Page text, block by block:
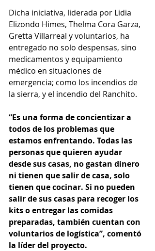
Dicha iniciativa, liderada por Lidia
Elizondo Himes, Thelma Cora Garza,
Gretta Villarreal y voluntarios, ha
entregado no solo despensas, sino
medicamentos y equipamiento
médico en situaciones de
emergencia; como los incendios de
la sierra, y el incendio del Ranchito.
“Es una forma de concientizar a
todos de los problemas que
estamos enfrentando. Todas las
personas que quieren ayudar
desde sus casas, no gastan dinero
ni tienen que salir de casa, solo
tienen que cocinar. Si no pueden
salir de sus casas para recoger los
kits o entregar las comidas
preparadas, también cuentan con
voluntarios de logística”, comentó
la líder del proyecto.